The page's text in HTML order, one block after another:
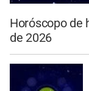
Horóscopo de
de 2026